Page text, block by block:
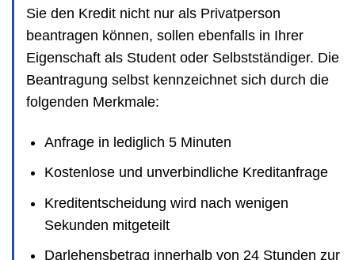
Sie den Kredit nicht nur als Privatperson
beantragen können, sollen ebenfalls in Ihrer
Eigenschaft als Student oder Selbstständiger. Die
Beantragung selbst kennzeichnet sich durch die
folgenden Merkmale:
Anfrage in lediglich 5 Minuten
Kostenlose und unverbindliche Kreditanfrage
Kreditentscheidung wird nach wenigen
Sekunden mitgeteilt
Darlehensbetrag innerhalb von 24 Stunden zur